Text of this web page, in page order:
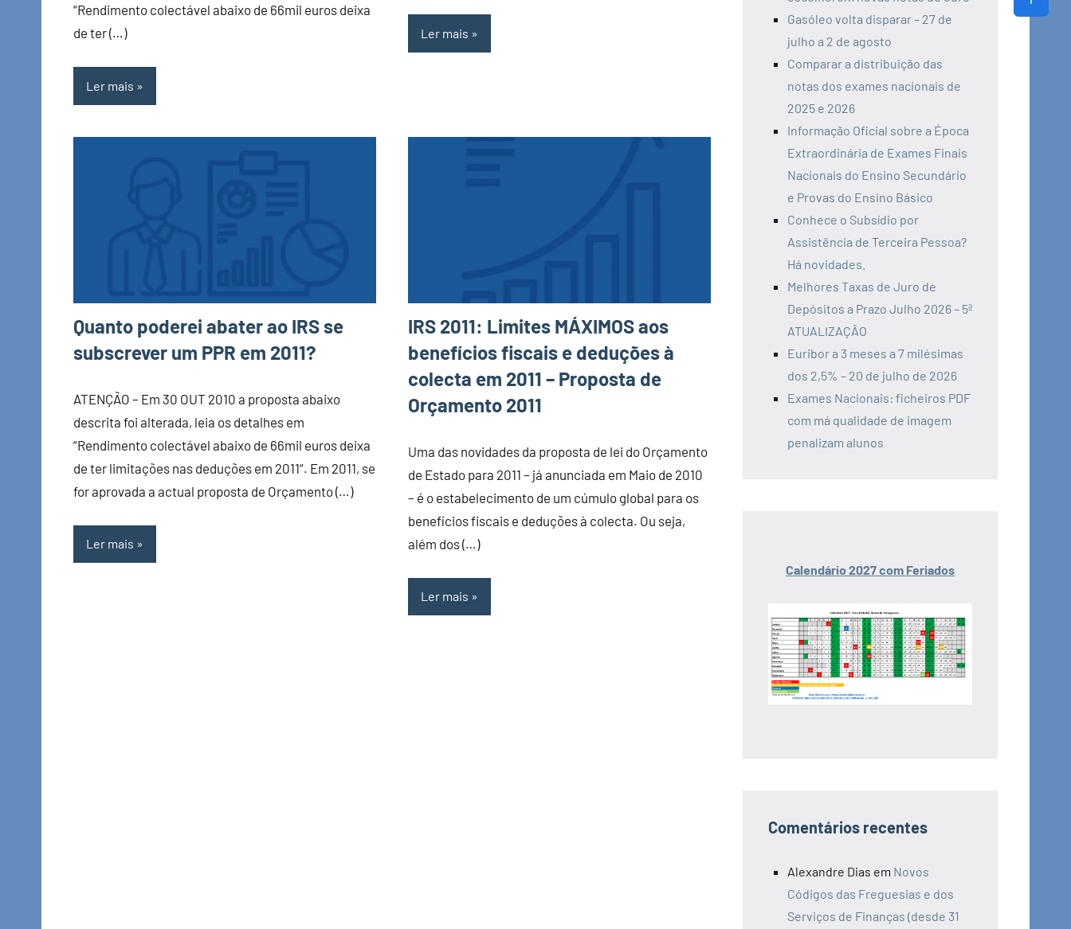
“Rendimento colectável abaixo de 66mil euros deixa
de ter (…)
Ler mais
Ler mais
Quanto poderei abater ao IRS se
subscrever um PPR em 2011?
ATENÇÃO – Em 30 OUT 2010 a proposta abaixo
descrita foi alterada, leia os detalhes em
“Rendimento colectável abaixo de 66mil euros deixa
de ter limitações nas deduções em 2011“. Em 2011, se
for aprovada a actual proposta de Orçamento (…)
Ler mais
IRS 2011: Limites MÁXIMOS aos
benefícios fiscais e deduções à
colecta em 2011 – Proposta de
Orçamento 2011
Uma das novidades da proposta de lei do Orçamento
de Estado para 2011 – já anunciada em Maio de 2010
– é o estabelecimento de um cúmulo global para os
benefícios fiscais e deduções à colecta. Ou seja,
além dos (…)
Ler mais
Gasóleo volta disparar – 27 de
julho a 2 de agosto
Comparar a distribuição das
notas dos exames nacionais de
2025 e 2026
Informação Oficial sobre a Época
Extraordinária de Exames Finais
Nacionais do Ensino Secundário
e Provas do Ensino Básico
Conhece o Subsídio por
Assistência de Terceira Pessoa?
Há novidades.
Melhores Taxas de Juro de
Depósitos a Prazo Julho 2026 – 5ª
ATUALIZAÇÃO
Euribor a 3 meses a 7 milésimas
dos 2,5% – 20 de julho de 2026
Exames Nacionais: ficheiros PDF
com má qualidade de imagem
penalizam alunos
Calendário 2027 com Feriados
Comentários recentes
Alexandre Dias em Novos
Códigos das Freguesias e dos
Serviços de Finanças (desde 31